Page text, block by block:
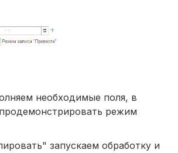
необходимые поля, в
режим
запускаем обработку и